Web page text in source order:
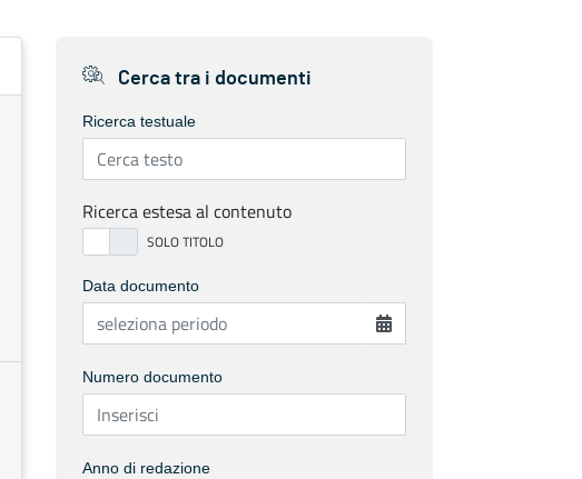
Cerca tra i documenti
Ricerca testuale
Ricerca estesa al contenuto
Data documento
Numero documento
Anno di redazione